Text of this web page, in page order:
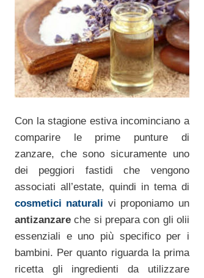
Con la stagione estiva incominciano a
comparire le prime punture di
zanzare, che sono sicuramente uno
dei peggiori fastidi che vengono
associati all’estate, quindi in tema di
cosmetici naturali vi proponiamo un
antizanzareche si prepara con gli olii
essenziali e uno più specifico per i
bambini. Per quanto riguarda la prima
ricetta gli ingredienti da utilizzare